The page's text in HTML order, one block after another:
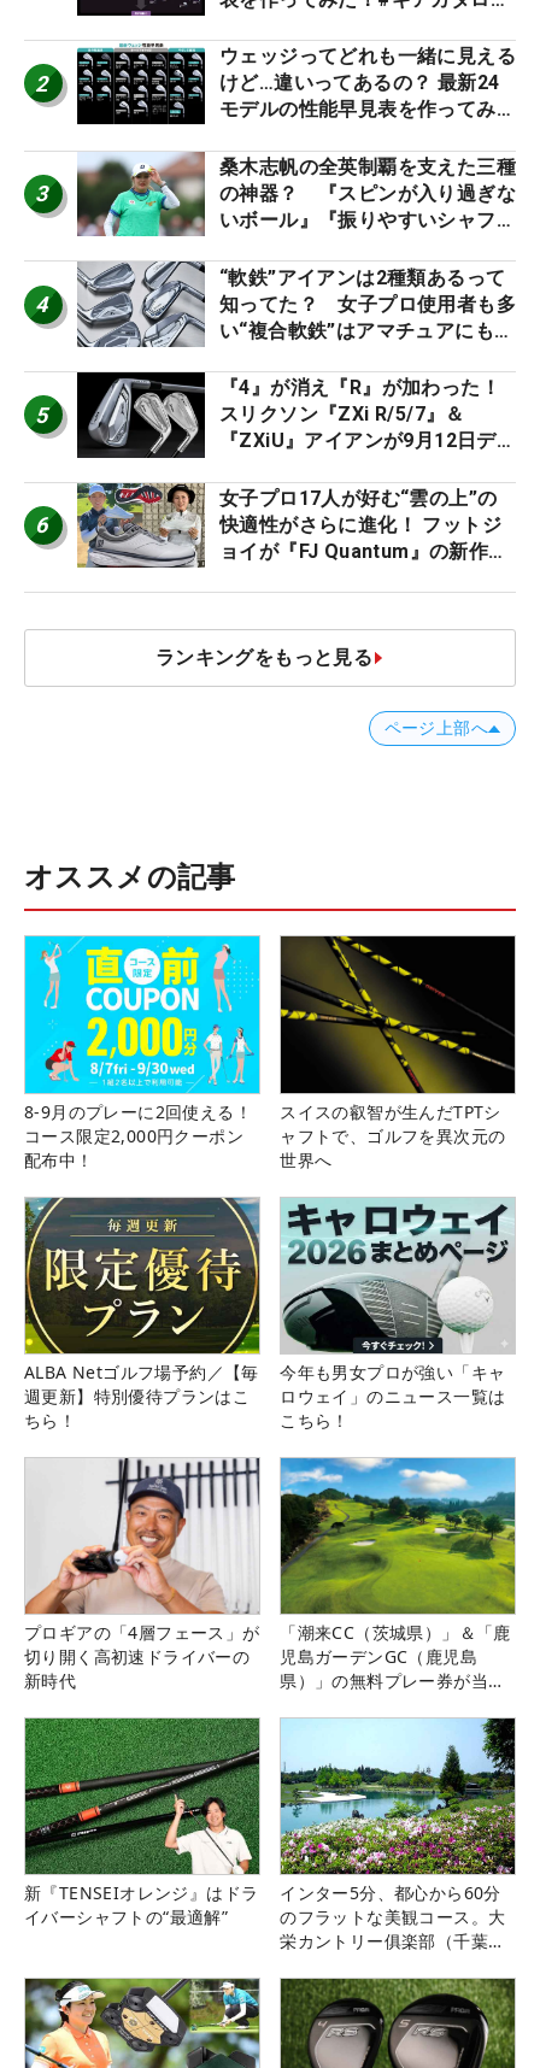
2
ウェッジってどれも一緒に見える
けど…違いってあるの？ 最新24
モデルの性能早見表を作ってみ
3
桑木志帆の全英制覇を支えた三種
の神器？ 『スピンが入り過ぎな
いボール』『振りやすいシャフ
ー』 #女子プロセッティング
4
“軟鉄”アイアンは2種類あるって
知ってた？ 女子プロ使用者も多
い“複合軟鉄”はアマチュアにもオ
5
『4』が消え『R』が加わった！
スリクソン『ZXi R/5/7』＆
『ZXiU』アイアンが9月12日デ
6
女子プロ17人が好む“雲の上”の
快適性がさらに進化！ フットジ
ョイが『FJ Quantum』の新作を
ランキングをもっと見る
ページ上部へ
オススメの記事
8-9月のプレーに2回使える！
コース限定2,000円クーポン
配布中！
スイスの叡智が生んだTPTシ
ャフトで、ゴルフを異次元の
世界へ
ALBA Netゴルフ場予約／【毎
週更新】特別優待プランはこ
ちら！
今年も男女プロが強い「キャ
ロウェイ」のニュース一覧は
こちら！
プロギアの「4層フェース」が
切り開く高初速ドライバーの
新時代
「潮来CC（茨城県）」＆「鹿
児島ガーデンGC（鹿児島
県）」の無料プレー券が当た
新『TENSEIオレンジ』はドラ
イバーシャフトの“最適解”
インター5分、都心から60分
のフラットな美観コース。大
栄カントリー俱楽部（千葉